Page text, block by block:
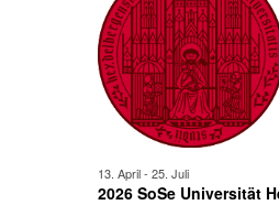
2026 SoSe Universität
13. April- 25. Juli